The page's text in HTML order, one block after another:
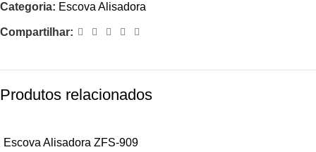
Categoria: Escova Alisadora
Compartilhar:
Produtos relacionados
Escova Alisadora ZFS-909